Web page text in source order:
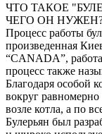
ЧТО ТАКОЕ
ЧЕГО ОН
Процесс работы
произведенная
“CANADA”,
процесс также
Благодаря особой
вокруг равномерно
возле котла, а по
Булерьян был